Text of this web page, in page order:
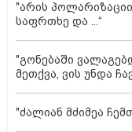
"არის
საფრთხე და ...“
"გონებაში
მეთქვა, ვის უნდა
"ძალიან მძიმეა